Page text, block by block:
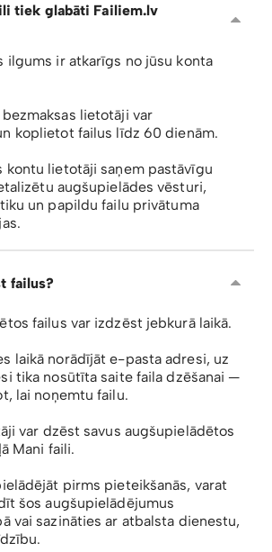
tiek glabāti Failiem.lv
ilgums ir atkarīgs no jūsu konta
lietotāji var
koplietot failus līdz 60 dienām.
kontu lietotāji saņem pastāvīgu
augšupielādes vēsturi,
un papildu failu privātuma
failus?
failus var izdzēst jebkurā laikā.
laikā norādījāt e-pasta adresi, uz
tika nosūtīta saite faila dzēšanai —
lai noņemtu failu.
var dzēst savus augšupielādētos
Mani faili.
pirms pieteikšanās, varat
šos augšupielādējumus
vai sazināties ar atbalsta dienestu,